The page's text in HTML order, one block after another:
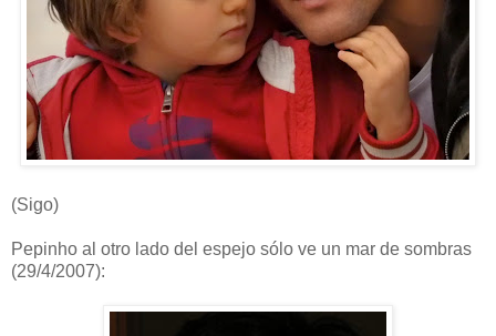
(Sigo)
Pepinho al otro lado del espejo sólo ve un mar de sombras
(29/4/2007):